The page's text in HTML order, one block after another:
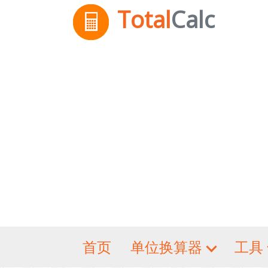
TotalCalc
首页 单位换算器 工具